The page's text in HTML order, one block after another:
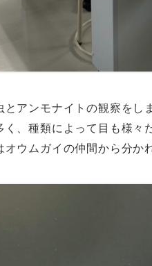
とアンモナイトの観察をし
く、種類によって目も様々
オウムガイの仲間から分か